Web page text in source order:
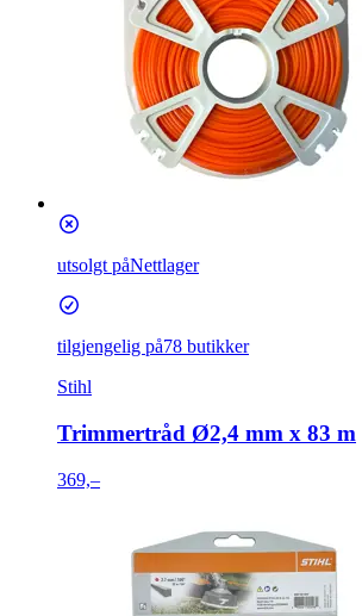
utsolgt påNettlager
tilgjengelig på78 butikker
Stihl
Trimmertråd Ø2,4 mm x 83 m
369,–